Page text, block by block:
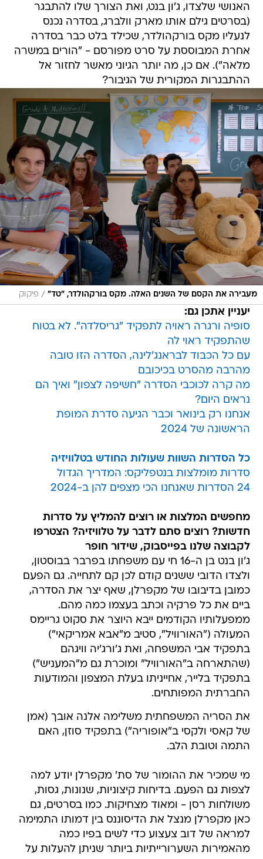
האנושי שלצדו, ג'ון בנט, ואת הצורך שלו להתבגר
(בסרטים גילם אותו מארק וולברג, בסדרה נכנס
לנעליו מקס בורקהולדר, שכילד בלט כבר בסדרה
אחרת המבוססת על סרט מפורסם - "הורים במשרה
מלאה"). אם כן, מה יותר הגיוני מאשר לחזור אל
ההתבגרות המקורית של הגיבור?
מעבירה את הקסם של השנים האלה. מקס בורקהולדר, "טד" / פיקוק
יעניין אתכן גם:
סופיה ורגרה ראויה לתפקיד "גריסלדה". לא בטוח
שהתפקיד ראוי לה
עם כל הכבוד לבראנג'לינה, הסדרה הזו טובה
מהרבה מהסרט בכיכובם
מה קרה לכוכבי הסדרה "חשיפה לצפון" ואיך הם
נראים היום?
אנחנו רק בינואר וכבר הגיעה סדרת המופת
הראשונה של 2024
כל הסדרות השוות שעולות החודש בטלוויזיה
סדרות מומלצות בנטפליקס: המדריך הגדול
24 הסדרות שאנחנו הכי מצפים להן ב-2024
מחפשים המלצות או רוצים להמליץ על סדרות
חדשות? רוצים סתם לדבר על טלוויזיה? הצטרפו
לקבוצה שלנו בפייסבוק, שידור חופר
ג'ון בנט בן ה-16 חי עם משפחתו בפרבר בבוסטון,
ולצדו הדובי ששנים קודם לכן קם לתחייה. גם הפעם
כמובן בדיבובו של מקפרלן, שאף יצר את הסדרה,
ביים את כל פרקיה וכתב בעצמו כמה מהם.
ממפעלותיו הקודמים ייבא היוצר את סקוט גריימס
המעולה ("האורוויל", סטיב מ"אבא אמריקאי")
בתפקיד אבי המשפחה, ואת ג'ורג'יה וויגהם
(שהתארחה ב"האורוויל" ומוכרת גם מ"המעניש")
בתפקיד בלייר, אחייניתו בעלת המצפון והמודעות
החברתית המפותחים.
את הסריה המשפחתית משלימה אלנה אובך (אמן
של קאסי ולקסי ב"אופוריה") בתפקיד סוזן, האם
התמה וטובת הלב.
מי שמכיר את ההומור של סת' מקפרלן יודע למה
לצפות גם הפעם. בדיחות קיצוניות, שנונות, גסות,
משולחות רסן - ומאוד מצחיקות. כמו בסרטים, גם
כאן מקפרלן מנצל את הדיסוננס בין דמותו התמימה
למראה של דוב צעצוע כדי לשים בפיו כמה
מהאמירות השערורייתיות ביותר שניתן להעלות על